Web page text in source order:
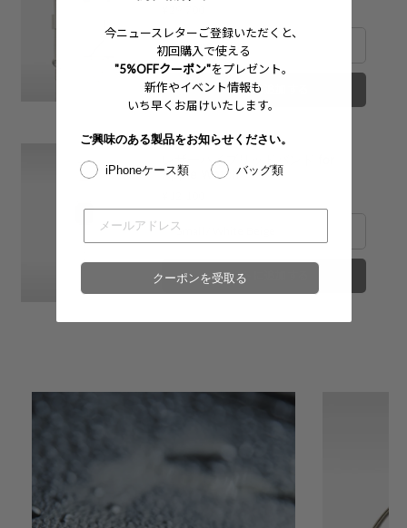
※在庫は前日までの情報です。
※売り切れやお取り置き等で在庫がない場合がございます。
※最新の在庫状況は店舗へ直接お電話下さいませ。
こちら
カートに追加する
レザーハイブリッドバンド for
Apple Watch
カートに追加する
今ニュースレターご登録いただくと、
初回購入で使える
"5%OFFクーポン"をプレゼント。
新作やイベント情報も
いち早くお届けいたします。
ご興味のある製品をお知らせください。
iPhoneケース類 バッグ類
クーポンを受取る